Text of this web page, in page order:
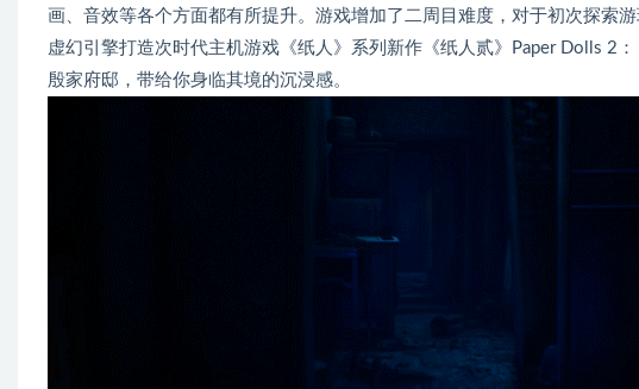
画、音效等各个方面都有所提升。游戏增加了二周目难度，对于初次探索
虚幻引擎打造次时代主机游戏《纸人》系列新作《纸人贰》Paper Dolls 2
殷家府邸，带给你身临其境的沉浸感。